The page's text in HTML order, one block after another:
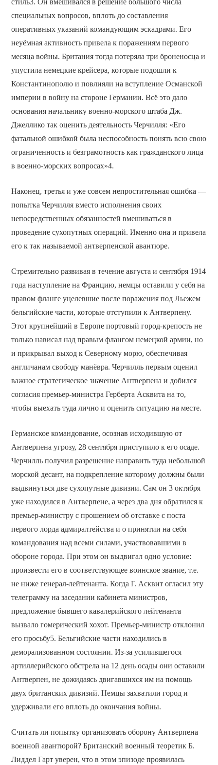
специальных вопросов, вплоть до составления
оперативных указаний командующим эскадрами. Его
неуёмная активность привела к поражениям первого
месяца войны. Британия тогда потеряла три броненосца и
упустила немецкие крейсера, которые подошли к
Константинополю и повлияли на вступление Османской
империи в войну на стороне Германии. Всё это дало
основания начальнику военно-морского штаба Дж.
Джеллико так оценить деятельность Черчилля: «Его
фатальной ошибкой была неспособность понять всю свою
ограниченность и безграмотность как гражданского лица
в военно-морских вопросах»4.
Наконец, третья и уже совсем непростительная ошибка —
попытка Черчилля вместо исполнения своих
непосредственных обязанностей вмешиваться в
проведение сухопутных операций. Именно она и привела
его к так называемой антверпенской авантюре.
Стремительно развивая в течение августа и сентября 1914
года наступление на Францию, немцы оставили у себя на
правом фланге уцелевшие после поражения под Льежем
бельгийские части, которые отступили к Антверпену.
Этот крупнейший в Европе портовый город-крепость не
только нависал над правым флангом немецкой армии, но
и прикрывал выход к Северному морю, обеспечивая
англичанам свободу манёвра. Черчилль первым оценил
важное стратегическое значение Антверпена и добился
согласия премьер-министра Герберта Асквита на то,
чтобы выехать туда лично и оценить ситуацию на месте.
Германское командование, осознав исходившую от
Антверпена угрозу, 28 сентября приступило к его осаде.
Черчилль получил разрешение направить туда небольшой
морской десант, на подкрепление которому должны были
выдвинуться две сухопутные дивизии. Сам он 3 октября
уже находился в Антверпене, а через два дня обратился к
премьер-министру с прошением об отставке с поста
первого лорда адмиралтейства и о принятии на себя
командования над всеми силами, участвовавшими в
обороне города. При этом он выдвигал одно условие:
произвести его в соответствующее воинское звание, т.е.
не ниже генерал-лейтенанта. Когда Г. Асквит огласил эту
телеграмму на заседании кабинета министров,
предложение бывшего кавалерийского лейтенанта
вызвало гомерический хохот. Премьер-министр отклонил
его просьбу5. Бельгийские части находились в
деморализованном состоянии. Из-за усилившегося
артиллерийского обстрела на 12 день осады они оставили
Антверпен, не дожидаясь двигавшихся им на помощь
двух британских дивизий. Немцы захватили город и
удерживали его вплоть до окончания войны.
Считать ли попытку организовать оборону Антверпена
военной авантюрой? Британский военный теоретик Б.
Лиддел Гарт уверен, что в этом эпизоде проявилась